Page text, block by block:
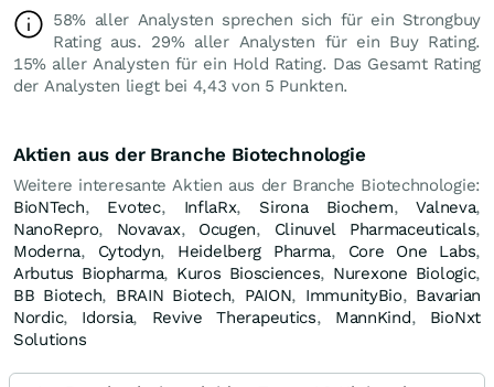
58% aller Analysten sprechen sich für ein Strongbuy
Rating aus. 29% aller Analysten für ein Buy Rating.
15% aller Analysten für ein Hold Rating. Das Gesamt Rating
der Analysten liegt bei 4,43 von 5 Punkten.
Aktien aus der Branche Biotechnologie
Weitere interesante Aktien aus der Branche Biotechnologie:
BioNTech, Evotec, InflaRx, Sirona Biochem,Valneva,
NanoRepro, Novavax, Ocugen, Clinuvel Pharmaceuticals,
Moderna, Cytodyn, Heidelberg Pharma, Core One Labs,
Arbutus Biopharma, Kuros Biosciences, Nurexone Biologic,
BB Biotech, BRAIN Biotech, PAION, ImmunityBio, Bavarian
Nordic, Idorsia, Revive Therapeutics, MannKind, BioNxt
Solutions